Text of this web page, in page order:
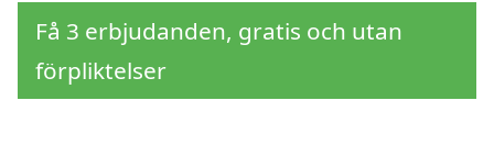
Få 3 erbjudanden, gratis och utan
förpliktelser